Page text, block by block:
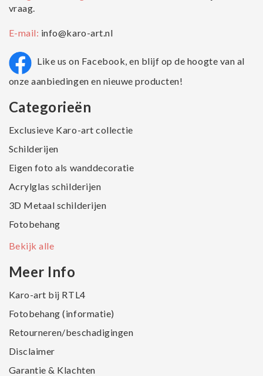
vraag.
E-mail: info@karo-art.nl
Like us on Facebook, en blijf op de hoogte van al
onze aanbiedingen en nieuwe producten!
Categorieën
Exclusieve Karo-art collectie
Schilderijen
Eigen foto als wanddecoratie
Acrylglas schilderijen
3D Metaal schilderijen
Fotobehang
Bekijk alle
Meer Info
Karo-art bij RTL4
Fotobehang (informatie)
Retourneren/beschadigingen
Disclaimer
Garantie & Klachten